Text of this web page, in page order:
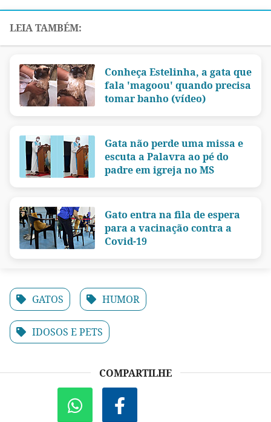
Conheça Estelinha, a gata que
fala 'magoou' quando precisa
tomar banho (vídeo)
Gata não perde uma missa e
escuta a Palavra ao pé do
padre em igreja no MS
Gato entra na fila de espera
para a vacinação contra a
Covid-19
GATOS HUMOR
IDOSOS E PETS
COMPARTILHE